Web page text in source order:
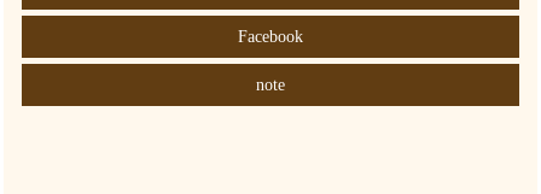
Facebook
note